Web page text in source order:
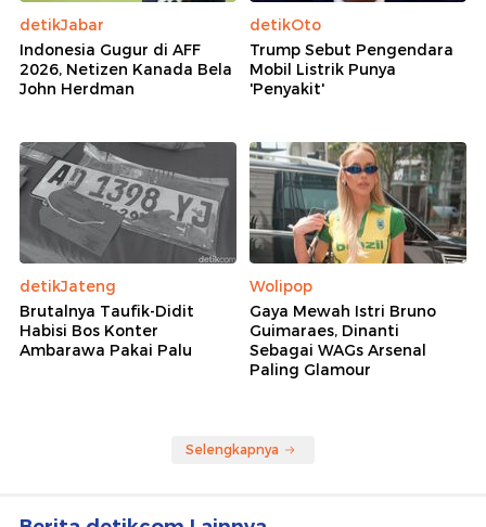
detikJabar
Indonesia Gugur di AFF
2026, Netizen Kanada Bela
John Herdman
detikOto
Trump Sebut Pengendara
Mobil Listrik Punya
'Penyakit'
detikJateng
Brutalnya Taufik-Didit
Habisi Bos Konter
Ambarawa Pakai Palu
Wolipop
Gaya Mewah Istri Bruno
Guimaraes, Dinanti
Sebagai WAGs Arsenal
Paling Glamour
Selengkapnya